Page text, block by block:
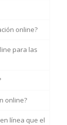
online?
para las
online?
línea que el